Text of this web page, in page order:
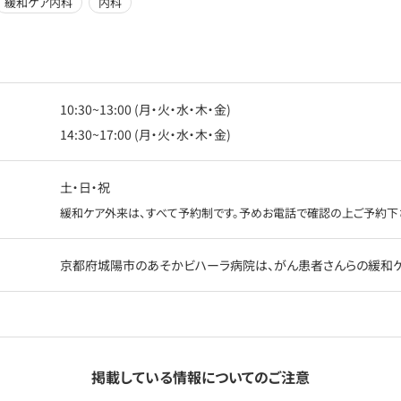
10:30~13:00 (月・火・水・木・金)
14:30~17:00 (月・火・水・木・金)
土・日・祝
緩和ケア外来は、すべて予約制です。予めお電話で確認の上ご予約下
京都府城陽市のあそかビハーラ病院は、がん患者さんらの緩和
掲載している情報についてのご注意